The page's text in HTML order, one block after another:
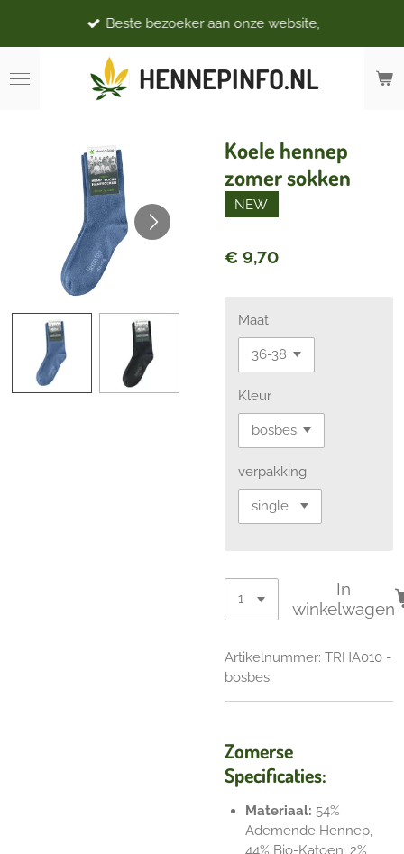
de
HENNEPINFO.NL
Beste bezoeker aan onze website,
Koele hennep
zomer sokken
NEW
€ 9,70
Maat
Kleur
verpakking
In
winkelwagen
Artikelnummer: TRHA010 -
bosbes
Zomerse
Specificaties:
Materiaal: 54%
Ademende Hennep,
44% Bio-Katoen, 2%